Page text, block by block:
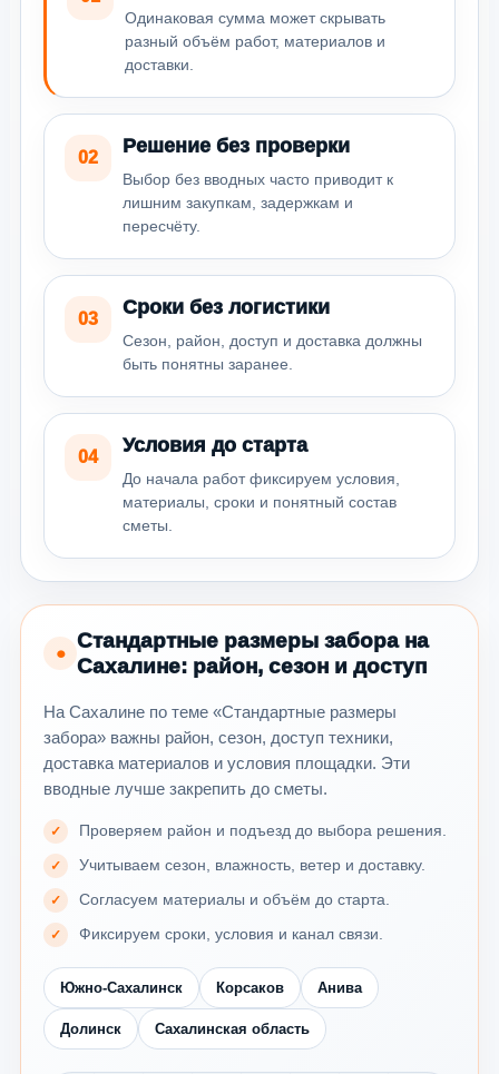
Одинаковая сумма может скрывать
разный объём работ, материалов и
доставки.
02
Решение без проверки
Выбор без вводных часто приводит к
лишним закупкам, задержкам и
пересчёту.
03
Сроки без логистики
Сезон, район, доступ и доставка должны
быть понятны заранее.
04
Условия до старта
До начала работ фиксируем условия,
материалы, сроки и понятный состав
сметы.
●
Стандартные размеры забора на
Сахалине: район, сезон и доступ
На Сахалине по теме «Стандартные размеры
забора» важны район, сезон, доступ техники,
доставка материалов и условия площадки. Эти
вводные лучше закрепить до сметы.
Проверяем район и подъезд до выбора решения.
Учитываем сезон, влажность, ветер и доставку.
Согласуем материалы и объём до старта.
Фиксируем сроки, условия и канал связи.
Южно-Сахалинск Корсаков Анива
Долинск Сахалинская область